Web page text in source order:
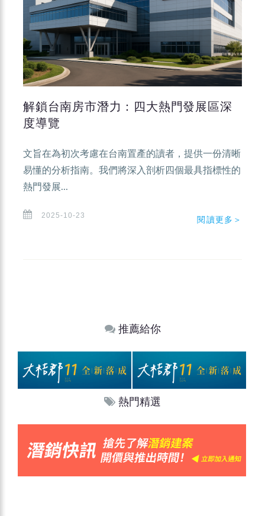
解鎖台南房市潛力：四大熱門發展區深
度導覽
文旨在為初次考慮在台南置產的讀者，提供一份清晰
易懂的分析指南。我們將深入剖析四個最具指標性的
熱門發展...
2025-10-23 閱讀更多＞
推薦給你
熱門精選